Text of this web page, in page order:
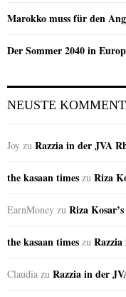
Marokko muss für den
Der Sommer 2040 in
NEUSTE
Joy zu Razzia in der JVA
the kasaan times zu Riza
EarnMoney zu Riza
the kasaan times zu
Claudia zu Razzia in der